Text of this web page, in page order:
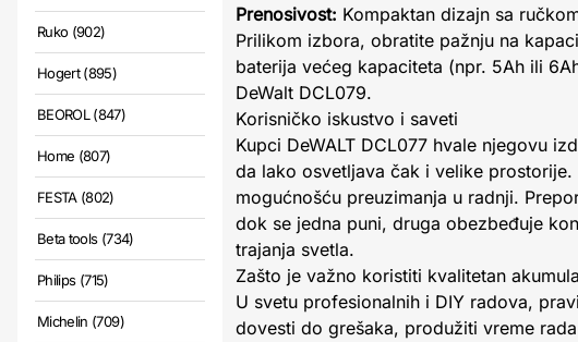
Ruko (902)
Hogert (895)
BEOROL (847)
Home (807)
FESTA (802)
Beta tools (734)
Philips (715)
Michelin (709)
Prenosivost: Kompaktan dizajn sa
Prilikom izbora, obratite pažnju na
baterija većeg kapaciteta (npr. 5Ah ili
DeWalt DCL079.
Korisničko iskustvo i saveti
Kupci DeWALT DCL077 hvale njegovu
da lako osvetljava čak i velike
mogućnošću preuzimanja u radnji.
dok se jedna puni, druga obezbeđuje
trajanja svetla.
Zašto je važno koristiti kvalitetan
U svetu profesionalnih i DIY radova,
dovesti do grešaka, produžiti vreme